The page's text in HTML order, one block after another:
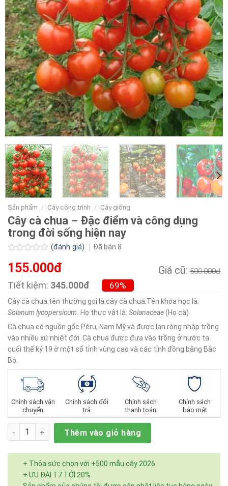
Sản phẩm / Cây công trình / Cây giống
Cây cà chua – Đặc điểm và công dụng
trong đời sống hiện nay
xếp
0.0
sao
(đánh giá) Đã bán 8
155.000đ Giá cũ: 500.000đ
Tiết kiệm: 345.000đ 69%
Cây cà chua tên thường gọi là cây cà chua.Tên khoa học là:
Solanum lycopersicum. Họ thực vật là: Solanaceae(Họ cà)
Cà chua có nguồn gốc Pêru, Nam Mỹ và được lan rộng nhập trồng
vào nhiều xứ nhiệt đới. Cà chua được đưa vào trồng ở nước ta
cuối thế kỷ 19 ở một số tỉnh vùng cao và các tỉnh đồng bằng Bắc
Bộ.
Chính sách vận
chuyển
Chính sách đổi
trả
Chính sách
thanh toán
Chính sách
bảo mật
Số lượng Thêm vào giỏ hàng
+ Thỏa sức chọn với +500 mẫu cây 2026
+ ƯU ĐÃI T7 TỚI 20%